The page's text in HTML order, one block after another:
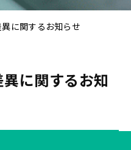
に関するお知らせ
に関するお知